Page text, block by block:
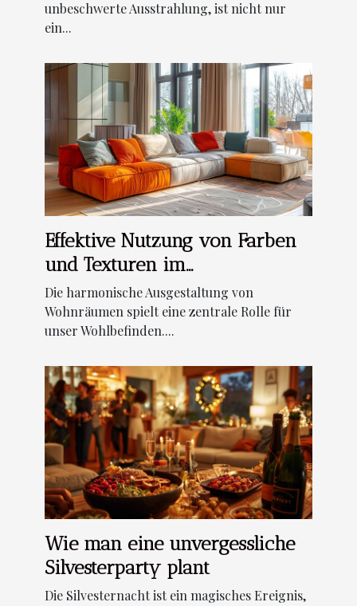
unbeschwerte Ausstrahlung, ist nicht nur
ein...
Effektive Nutzung von Farben
und Texturen im
Wohnzimmerdesign
Die harmonische Ausgestaltung von
Wohnräumen spielt eine zentrale Rolle für
unser Wohlbefinden....
Wie man eine unvergessliche
Silvesterparty plant
Die Silvesternacht ist ein magisches Ereignis,